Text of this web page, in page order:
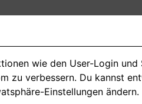
2 3
wie den User-Login
zu verbessern. Du kannst
Einstellungen